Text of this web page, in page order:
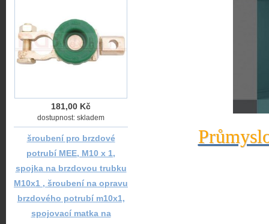
181,00 Kč
dostupnost: skladem
šroubení pro brzdové
potrubí MEE, M10 x 1,
spojka na brzdovou trubku
M10x1 , šroubení na opravu
brzdového potrubí m10x1,
spojovací matka na